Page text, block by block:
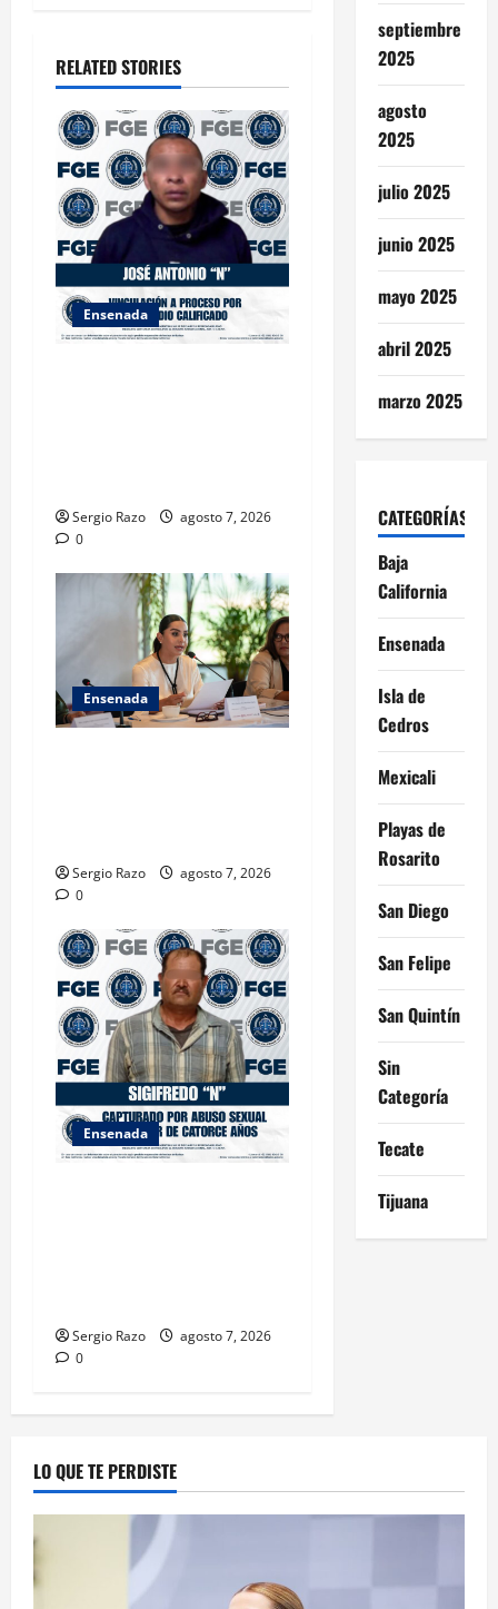
t
i
o
n
RELATED STORIES
Ensenada
Sergio Razo
agosto 7, 2026
0
Ensenada
Sergio Razo
agosto 7, 2026
0
Ensenada
Sergio Razo
agosto 7, 2026
0
septiembre
2025
agosto
2025
julio 2025
junio 2025
mayo 2025
abril 2025
marzo 2025
CATEGORÍAS
Baja
California
Ensenada
Isla de
Cedros
Mexicali
Playas de
Rosarito
San Diego
San Felipe
San Quintín
Sin
Categoría
Tecate
Tijuana
LO QUE TE PERDISTE